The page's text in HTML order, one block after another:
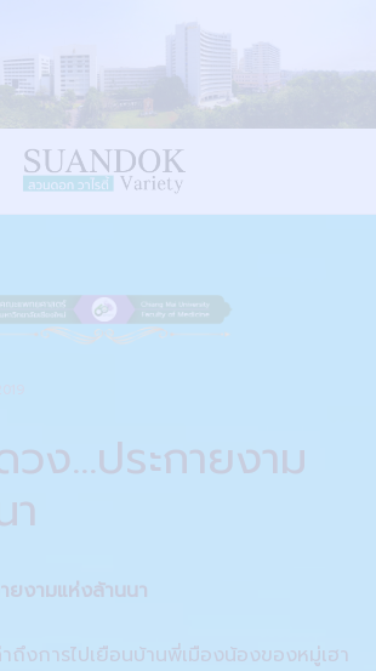
ง…ประกายงาม
ยงามแห่งล้านนา
ถึงการไปเยือนบ้านพี่เมืองน้องของหมู่เฮา